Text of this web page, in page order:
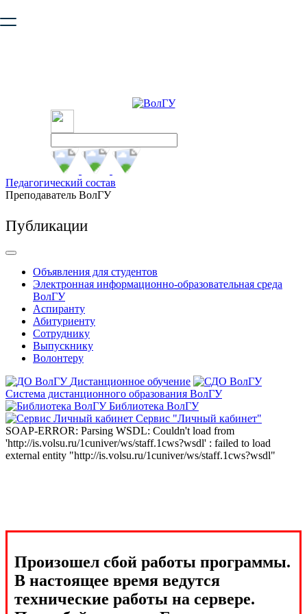
безопасную работу с сайтом. Пожалуйста
Педагогический состав
Преподаватель ВолГУ
Публикации
Объявления для студентов
Электронная информационно-образовательная среда
ВолГУ
Аспиранту
Абитуриенту
Сотруднику
Выпускнику
Волонтеру
Дистанционное обучение
Система дистанционного образования ВолГУ
Библиотека ВолГУ
Сервис "Личный кабинет"
SOAP-ERROR: Parsing WSDL: Couldn't load from
'http://is.volsu.ru/1cuniver/ws/staff.1cws?wsdl' : failed to load
external entity "http://is.volsu.ru/1cuniver/ws/staff.1cws?wsdl"
Произошел сбой работы программы.
В настоящее время ведутся
технические работы на сервере.